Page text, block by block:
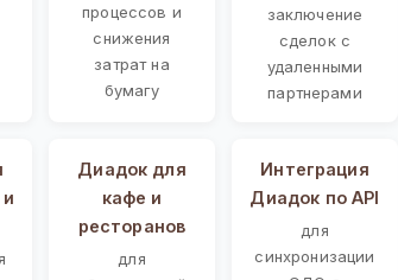
процессов и
снижения
затрат на
бумагу
заключение
сделок с
удаленными
партнерами
Диадок для
кафе и
ресторанов
для
Интеграция
Диадок по API
для
синхронизации